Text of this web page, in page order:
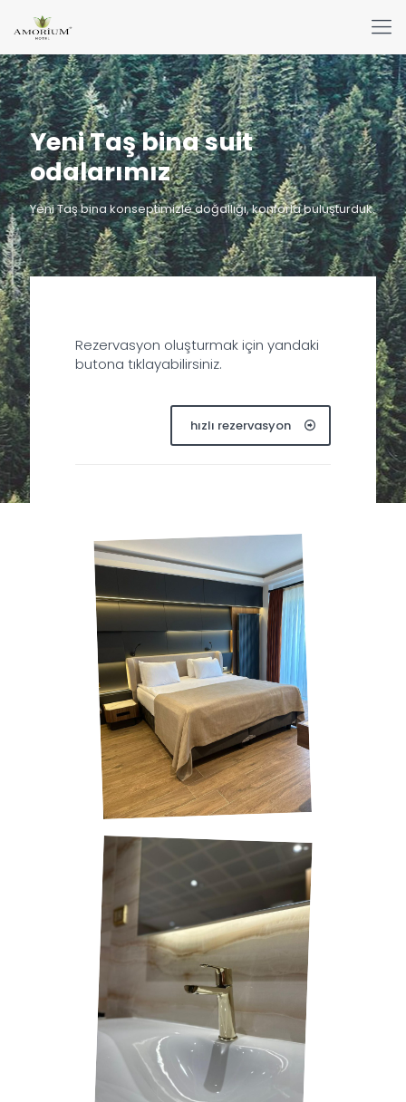
Yeni Taş bina suit
odalarımız
Yeni Taş bina konseptimizle doğallığı, konforla buluşturduk.
Rezervasyon oluşturmak için yandaki
butona tıklayabilirsiniz.
hızlı rezervasyon